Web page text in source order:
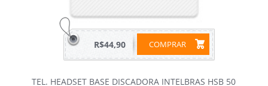
COMPRAR
R$44,90
TEL. HEADSET BASE DISCADORA INTELBRAS HSB 50